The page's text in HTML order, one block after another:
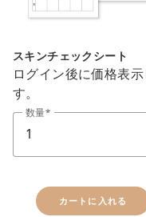
スキンチェックシート
ログイン後に価格表示
す。
数量
カートに入れる